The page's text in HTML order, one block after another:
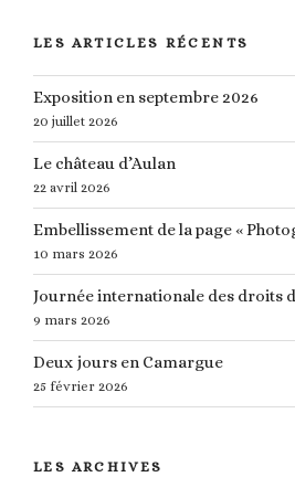
LES ARTICLES RÉCENTS
Exposition en septembre 2026
20 juillet 2026
Le château d’Aulan
22 avril 2026
Embellissement de la page «
10 mars 2026
Journée internationale des droits
9 mars 2026
Deux jours en Camargue
25 février 2026
LES ARCHIVES